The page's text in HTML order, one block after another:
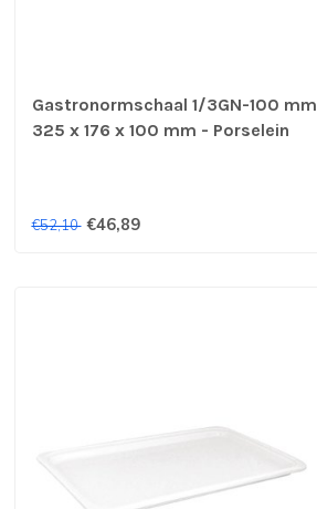
Gastronormschaal 1/3GN-100 mm
325 x 176 x 100 mm - Porselein
€52,10 €46,89